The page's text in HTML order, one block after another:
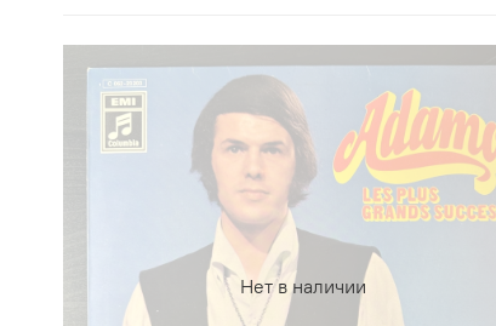
Нет в наличии